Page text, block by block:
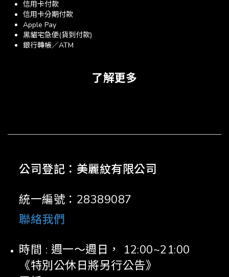
信用卡付款
信用卡分期付款
Apple Pay
黑貓宅急便(貨到付款)
銀行轉帳／ATM
了解更多
公司登記：美麗紋有限公司
統一編號：28389087
聯絡我們
時間 : 週一～週日， 12:00~21:00
《特別公休日將另行公告》